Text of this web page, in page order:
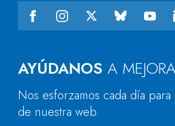
AYÚDANOS A
Nos esforzamos cada día
de nuestra web.